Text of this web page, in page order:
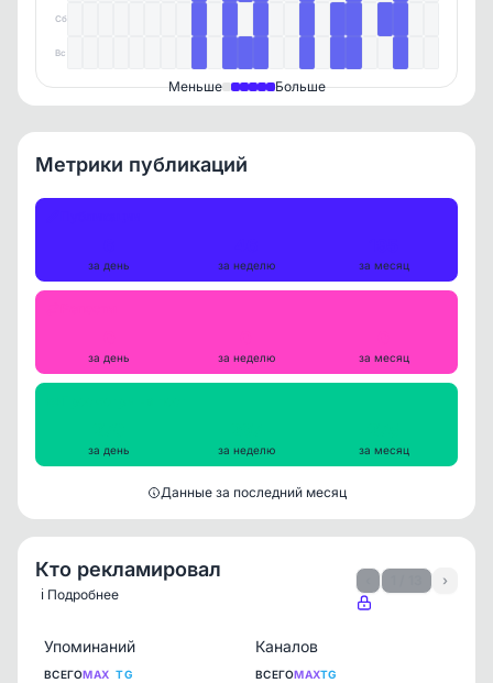
Сб
Вс
Меньше Больше
Метрики публикаций
за день за неделю за месяц
за день за неделю за месяц
за день за неделю за месяц
Данные за последний месяц
Кто рекламировал
ℹ️ Подробнее
›
Упоминаний
ВСЕГОMAX TG
Каналов
ВСЕГОMAXTG